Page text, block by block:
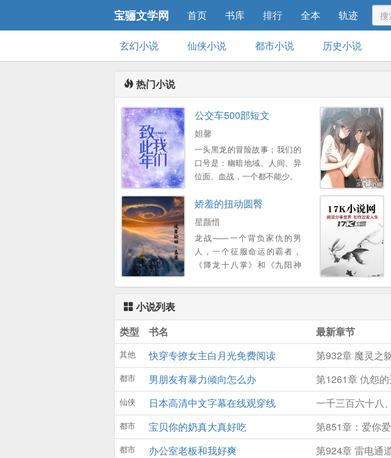
宝骊文学网 首页 书库 排行 全本 轨迹
玄幻小说 仙侠小说 都市小说 历史小说
热门小说
公交车500部短文
妲馨
一头黑龙的冒险故事；我们的
口号是：幽暗地域、人间、异
位面、血战，一个都不能少。
娇羞的扭动圆臀
星颜惜
龙战——一个背负家仇的男
人，一个征服命运的霸者，
《降龙十八掌》和《九阳神
实——报仇血恨，拥怀美人。
敌，龙神传人，龙之神脉。东
与游戏，亦真亦假。武林绝学
亦正亦邪！现实——他将铲除
一些邪恶，屠杀一切敌人，对
待敌人心狠手辣，对待朋友，
恩重如山。游戏里——他与高
级np结拜。他与皇帝称兄道弟.
他拥有高智能的美女np.^^^^
小说列表
类型
书名 最新章节
其他 快穿专撩女主白月光免费阅读 第932章 魔灵之
都市 男朋友有暴力倾向怎么办 第1261章 仇怨的
仙侠 日本高清中文字幕在线观穿线 一千三百六十八
都市 宝贝你的奶真大真好吃 第851章：爱你
都市 办公室老板和我好爽 第924章 雷电通